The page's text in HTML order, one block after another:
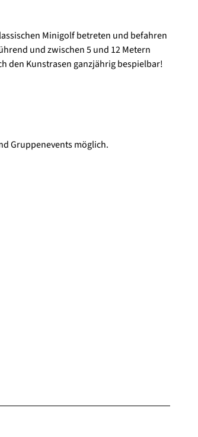
Minigolf betreten und befahren
und zwischen 5 und 12 Metern
den Kunstrasen ganzjährig bespielbar!
Gruppenevents möglich.